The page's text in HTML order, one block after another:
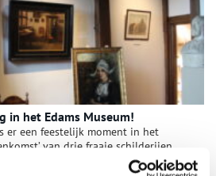
in het Edams Museum!
er een feestelijk moment in het
van drie fraaie schilderijen
over de halve wereld